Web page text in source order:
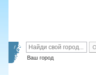
Ваш город